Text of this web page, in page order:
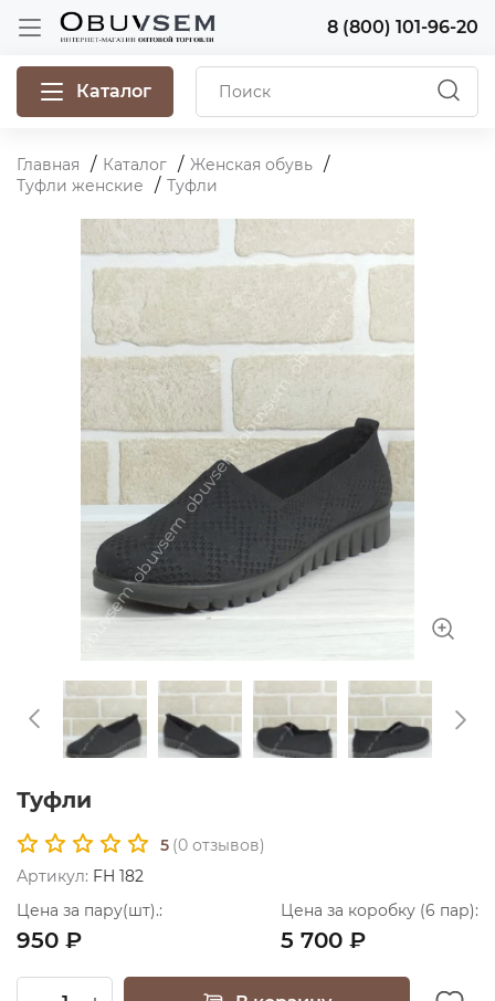
8 (800) 101-96-20
Каталог
Главная Каталог
Женская обувь
Туфли женские
Туфли
Туфли
5 (0 отзывов)
Артикул: FH 182
Цена за пару(шт).:
950 ₽
Цена за коробку (6 пар):
5 700 ₽